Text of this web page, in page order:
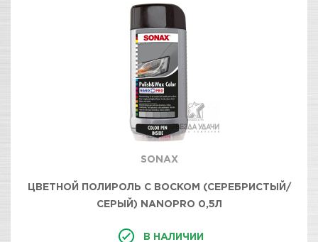
SONAX
ЦВЕТНОЙ ПОЛИРОЛЬ С ВОСКОМ (СЕРЕБРИСТЫЙ/
СЕРЫЙ) NANOPRO 0,5Л
В НАЛИЧИИ